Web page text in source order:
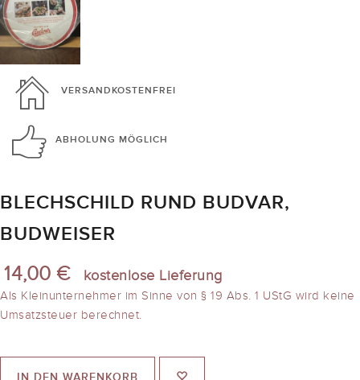
VERSANDKOSTENFREI
ABHOLUNG MÖGLICH
BLECHSCHILD RUND BUDVAR,
BUDWEISER
14,00 € kostenlose Lieferung
Als Kleinunternehmer im Sinne von § 19 Abs. 1 UStG wird keine
Umsatzsteuer berechnet.